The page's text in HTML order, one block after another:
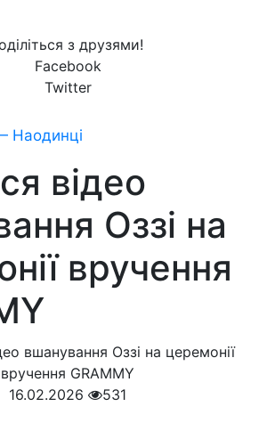
з друзями!
Facebook
Twitter
Наодинці
відео
Оззі на
вручення
16.02.2026
531